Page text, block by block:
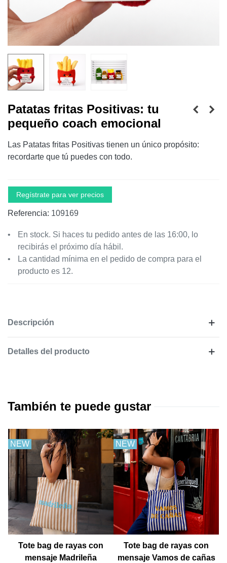
Patatas fritas Positivas: tu
pequeño coach emocional
Las Patatas fritas Positivas tienen un único propósito:
recordarte que tú puedes con todo.
Regístrate para ver precios
Referencia: 109169
En stock. Si haces tu pedido antes de las 16:00, lo
recibirás el próximo día hábil.
La cantidad mínima en el pedido de compra para el
producto es 12.
Descripción
Detalles del producto
También te puede gustar
NEW
Tote bag de rayas con
mensaje Madrileña
NEW
Tote bag de rayas con
mensaje Vamos de cañas